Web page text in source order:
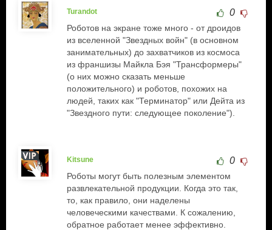
Turandot 0
Роботов на экране тоже много - от дроидов
из вселенной "Звездных войн" (в основном
занимательных) до захватчиков из космоса
из франшизы Майкла Бэя "Трансформеры"
(о них можно сказать меньше
положительного) и роботов, похожих на
людей, таких как "Терминатор" или Дейта из
"Звездного пути: следующее поколение").
Kitsune 0
Роботы могут быть полезным элементом
развлекательной продукции. Когда это так,
то, как правило, они наделены
человеческими качествами. К сожалению,
обратное работает менее эффективно.